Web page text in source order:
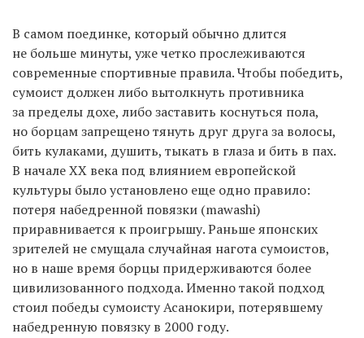
В самом поединке, который обычно длится
не больше минуты, уже четко прослеживаются
современные спортивные правила. Чтобы победить,
сумоист должен либо вытолкнуть противника
за пределы дохе, либо заставить коснуться пола,
но борцам запрещено тянуть друг друга за волосы,
бить кулаками, душить, тыкать в глаза и бить в пах.
В начале XX века под влиянием европейской
культуры было установлено еще одно правило:
потеря набедренной повязки (mawashi)
приравнивается к проигрышу. Раньше японских
зрителей не смущала случайная нагота сумоистов,
но в наше время борцы придерживаются более
цивилизованного подхода. Именно такой подход
стоил победы сумоисту Асанокири, потерявшему
набедренную повязку в 2000 году.